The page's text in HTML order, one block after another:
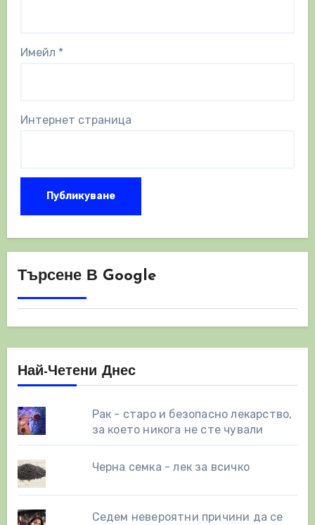
Имейл *
Интернет страница
Търсене В Google
Най-Четени Днес
Рак - старо и безопасно лекарство,
за което никога не сте чували
Черна семка - лек за всичко
Седем невероятни причини да се